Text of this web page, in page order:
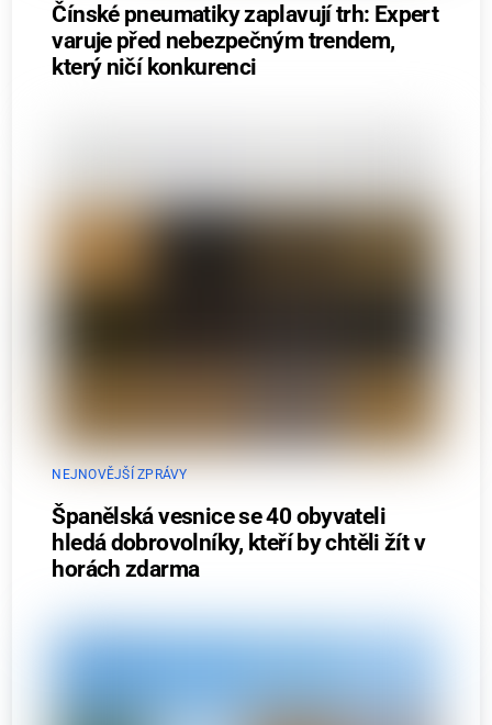
Čínské pneumatiky zaplavují trh: Expert
varuje před nebezpečným trendem,
který ničí konkurenci
NEJNOVĚJŠÍ ZPRÁVY
Španělská vesnice se 40 obyvateli
hledá dobrovolníky, kteří by chtěli žít v
horách zdarma